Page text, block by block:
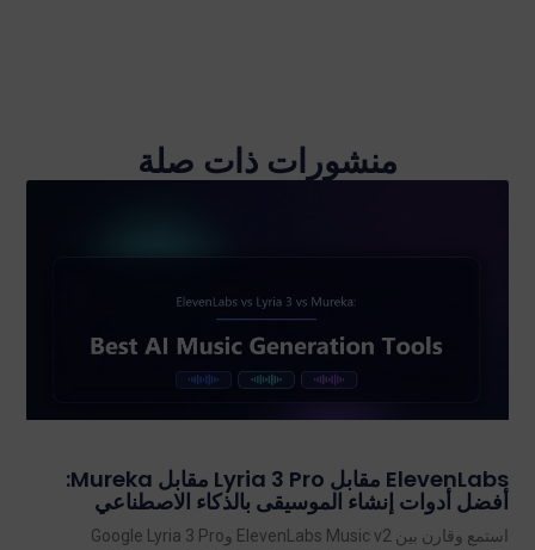
منشورات ذات صلة
ElevenLabs مقابل Lyria 3 Pro مقابل Mureka:
أفضل أدوات إنشاء الموسيقى بالذكاء الاصطناعي
استمع وقارن بين ElevenLabs Music v2 وGoogle Lyria 3 Pro